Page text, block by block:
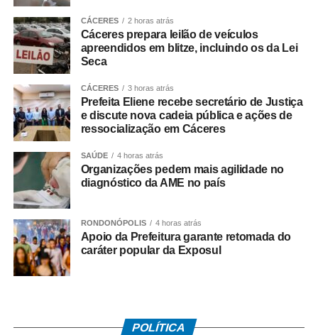
Durante a reunião, os representantes do Governo de
Mato Grosso também reforçaram a importância das
políticas de ressocialização, qualificação profissional e
preparação para o mercado de trabalho destinadas às
pessoas privadas de liberdade e aos egressos do
sistema prisional.
Uma das possibilidades discutidas foi o estabelecimento
de parceria entre o Estado e o Município para a produção
de artefatos de concreto dentro da unidade prisional. Pela
proposta, a Prefeitura poderá disponibilizar materiais para
que reeducandos atuem, de forma organizada e dentro
das normas do sistema penitenciário, na fabricação de
peças como manilhas e outros produtos de concreto.
Os materiais produzidos poderão posteriormente ser
utilizados pelo município em serviços de manutenção,
obra, capacitação profissional, ressocialização e
CÁCERES 2 horas atrás
Cáceres prepara leilão de veículos
apreendidos em blitze, incluindo os da Lei
Seca
CÁCERES 3 horas atrás
Prefeita Eliene recebe secretário de Justiça
e discute nova cadeia pública e ações de
ressocialização em Cáceres
SAÚDE 4 horas atrás
Organizações pedem mais agilidade no
diagnóstico da AME no país
RONDONÓPOLIS 4 horas atrás
Apoio da Prefeitura garante retomada do
caráter popular da Exposul
POLÍTICA